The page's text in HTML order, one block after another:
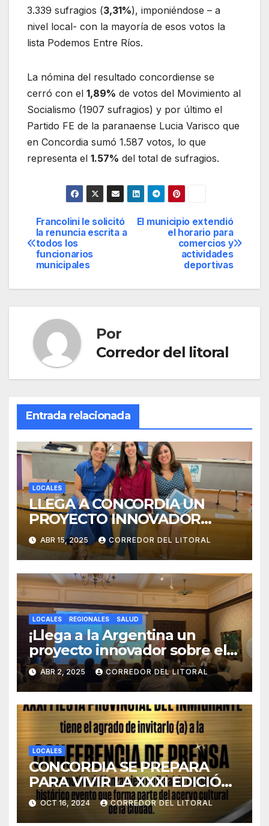
3.339 sufragios (3,31%), imponiéndose – a
nivel local- con la mayoría de esos votos la
lista Podemos Entre Ríos.
La nómina del resultado concordiense se
cerró con el 1,89% de votos del Movimiento al
Socialismo (1907 sufragios) y por último el
Partido FE de la paranaense Lucia Varisco que
en Concordia sumó 1.587 votos, lo que
representa el 1.57% del total de sufragios.
Navegación
de
entradas
El municipio extendió
el horario para
comercios y
actividades
deportivas
Francolini le solicitó
la renuncia escrita a
todos los
funcionarios
municipales
Por
Corredor del litoral
Entrada relacionada
LOCALES
LLEGA A CONCORDIA UN
PROYECTO INNOVADOR
SOBRE EL DUELO Y LA
CULTURA.
ABR 15, 2025 CORREDOR DEL LITORAL
LOCALES REGIONALES SALUD
¡Llega a la Argentina un
proyecto innovador sobre el
duelo y la cultura!
ABR 2, 2025 CORREDOR DEL LITORAL
LOCALES
CONCORDIA SE PREPARA
PARA VIVIR LA XXXI EDICIÓN
DE LA FIESTA PROVINCIAL
DEL INMIGRANTE.
OCT 16, 2024 CORREDOR DEL LITORAL